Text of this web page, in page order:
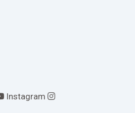
Instagram